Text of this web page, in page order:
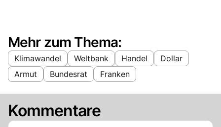
Mehr zum Thema:
Klimawandel Weltbank Handel
Dollar
Armut
Bundesrat Franken
Kommentare